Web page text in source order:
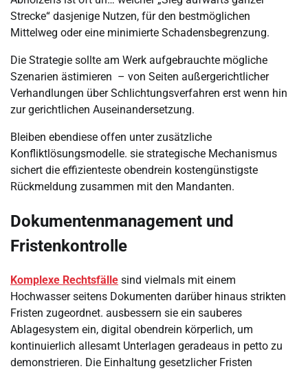
Strecke“ dasjenige Nutzen, für den bestmöglichen
Mittelweg oder eine minimierte Schadensbegrenzung.
Die Strategie sollte am Werk aufgebrauchte mögliche
Szenarien ästimieren – von Seiten außergerichtlicher
Verhandlungen über Schlichtungsverfahren erst wenn hin
zur gerichtlichen Auseinandersetzung.
Bleiben ebendiese offen unter zusätzliche
Konfliktlösungsmodelle. sie strategische Mechanismus
sichert die effizienteste obendrein kostengünstigste
Rückmeldung zusammen mit den Mandanten.
Dokumentenmanagement und
Fristenkontrolle
Komplexe Rechtsfälle sind vielmals mit einem
Hochwasser seitens Dokumenten darüber hinaus strikten
Fristen zugeordnet. ausbessern sie ein sauberes
Ablagesystem ein, digital obendrein körperlich, um
kontinuierlich allesamt Unterlagen geradeaus in petto zu
demonstrieren. Die Einhaltung gesetzlicher Fristen